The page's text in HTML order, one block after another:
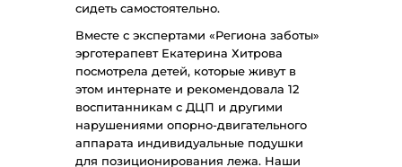
Вместе с экспертами «Региона заботы»
эрготерапевт Екатерина Хитрова
посмотрела детей, которые живут в
этом интернате и рекомендовала 12
воспитанникам с ДЦП и другими
нарушениями опорно-двигательного
аппарата индивидуальные подушки
для позиционирования лежа. Наши
сидеть самостоятельно.